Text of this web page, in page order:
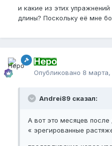
и какие из этих
длины? Поскольку её мне
Неро
Опубликовано 8 марта,
Andrei89 сказал:
А вот это месяцев
« эрегированные